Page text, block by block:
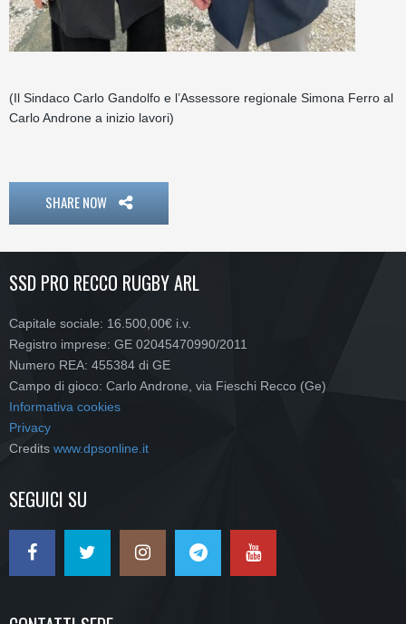
(Il Sindaco Carlo Gandolfo e l’Assessore regionale Simona Ferro al
Carlo Androne a inizio lavori)
SHARE NOW
SSD PRO RECCO RUGBY ARL
Capitale sociale: 16.500,00€ i.v.
Registro imprese: GE 02045470990/2011
Numero REA: 455384 di GE
Campo di gioco: Carlo Androne, via Fieschi Recco (Ge)
Informativa cookies
Privacy
Credits www.dpsonline.it
SEGUICI SU